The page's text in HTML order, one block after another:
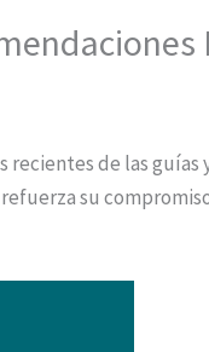
recientes de las
su